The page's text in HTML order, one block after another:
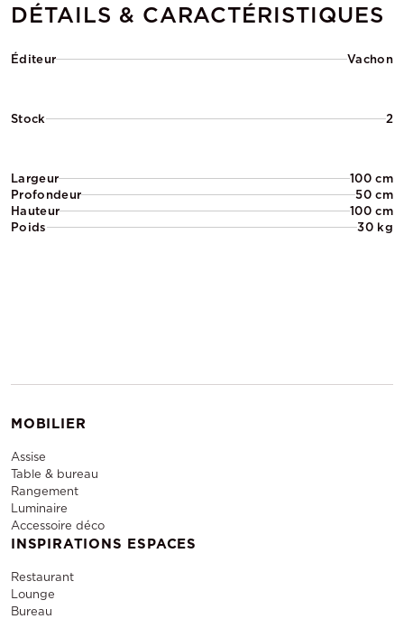
DÉTAILS & CARACTÉRISTIQUES
Éditeur Vachon
Stock 2
Largeur
100 cm
Profondeur
50 cm
Hauteur
100 cm
Poids
30 kg
MOBILIER
Assise
Table & bureau
Rangement
Luminaire
Accessoire déco
INSPIRATIONS ESPACES
Restaurant
Lounge
Bureau